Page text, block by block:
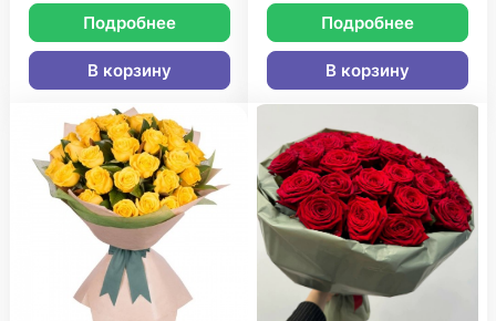
Подробнее
В корзину
Подробнее
В корзину